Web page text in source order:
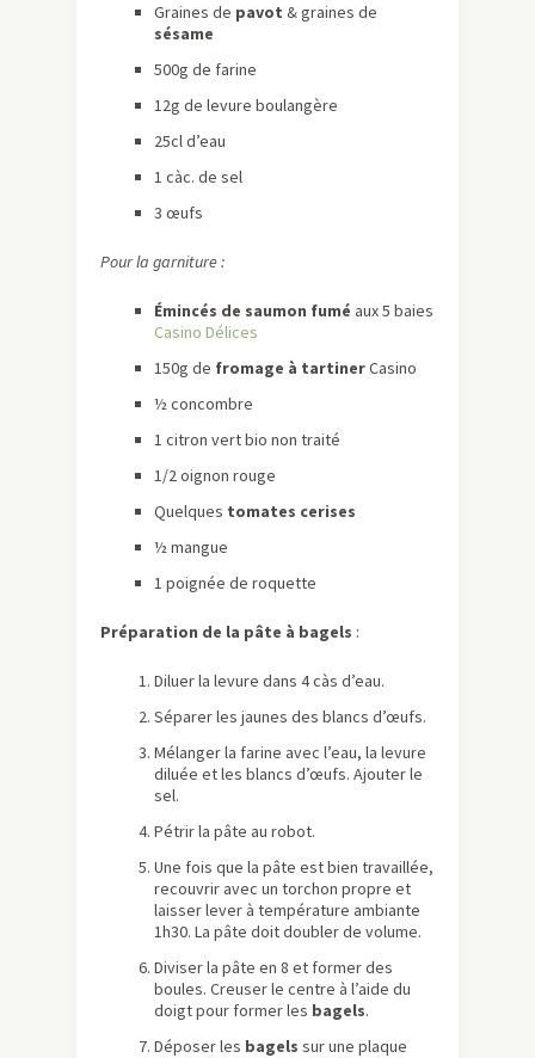
Graines de pavot & graines de
sésame
500g de farine
12g de levure boulangère
25cl d’eau
1 càc. de sel
3 œufs
Pour la garniture :
Émincés de saumon fumé aux 5 baies
Casino Délices
150g de fromage à tartinerCasino
½ concombre
1 citron vert bio non traité
1/2 oignon rouge
Quelques tomates cerises
½ mangue
1 poignée de roquette
Préparation de la pâte à bagels :
Diluer la levure dans 4 càs d’eau.
Séparer les jaunes des blancs d’œufs.
Mélanger la farine avec l’eau, la levure
diluée et les blancs d’œufs. Ajouter le
sel.
Pétrir la pâte au robot.
Une fois que la pâte est bien travaillée,
recouvrir avec un torchon propre et
laisser lever à température ambiante
1h30. La pâte doit doubler de volume.
Diviser la pâte en 8 et former des
boules. Creuser le centre à l’aide du
doigt pour former les bagels.
Déposer les bagels sur une plaque